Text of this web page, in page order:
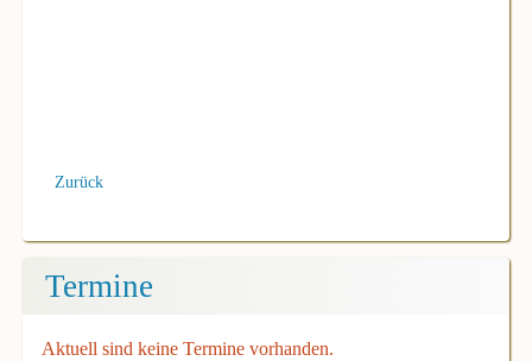
Zurück
Termine
Aktuell sind keine Termine vorhanden.